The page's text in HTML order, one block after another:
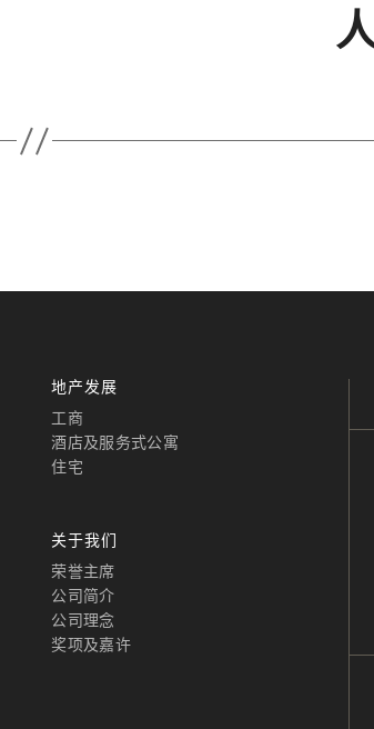
地产发展
工商
酒店及服务式公寓
住宅
关于我们
荣誉主席
公司简介
公司理念
奖项及嘉许